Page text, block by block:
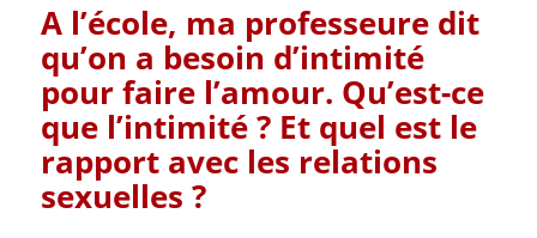
A l’école, ma professeure dit
qu’on a besoin d’intimité
pour faire l’amour. Qu’est-ce
que l’intimité ? Et quel est le
rapport avec les relations
sexuelles ?